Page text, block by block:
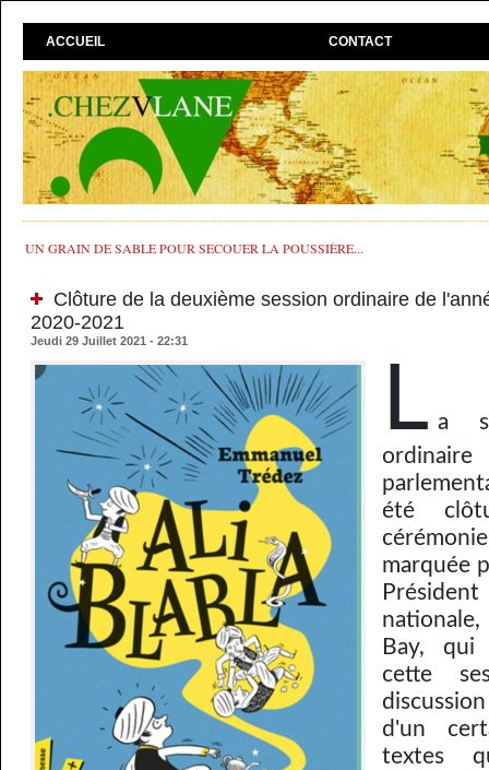
ACCUEIL CONTACT
UN GRAIN DE SABLE POUR SECOUER LA POUSSIÈRE...
Clôture de la deuxième session ordinaire de
2020-2021
Jeudi 29 Juillet 2021 - 22:31
L a
été
marquée
Bay,
cette
d'un
textes